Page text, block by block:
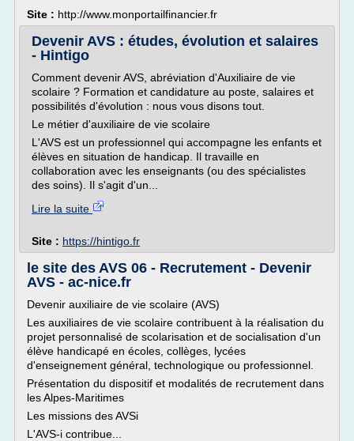
Site : http://www.monportailfinancier.fr
Devenir AVS : études, évolution et salaires
- Hintigo
Comment devenir AVS, abréviation d'Auxiliaire de vie
scolaire ? Formation et candidature au poste, salaires et
possibilités d'évolution : nous vous disons tout.
Le métier d'auxiliaire de vie scolaire
L'AVS est un professionnel qui accompagne les enfants et
élèves en situation de handicap. Il travaille en
collaboration avec les enseignants (ou des spécialistes
des soins). Il s'agit d'un...
Lire la suite
Site : https://hintigo.fr
le site des AVS 06 - Recrutement - Devenir
AVS - ac-nice.fr
Devenir auxiliaire de vie scolaire (AVS)
Les auxiliaires de vie scolaire contribuent à la réalisation du
projet personnalisé de scolarisation et de socialisation d'un
élève handicapé en écoles, collèges, lycées
d'enseignement général, technologique ou professionnel.
Présentation du dispositif et modalités de recrutement dans
les Alpes-Maritimes
Les missions des AVSi
L'AVS-i contribue...